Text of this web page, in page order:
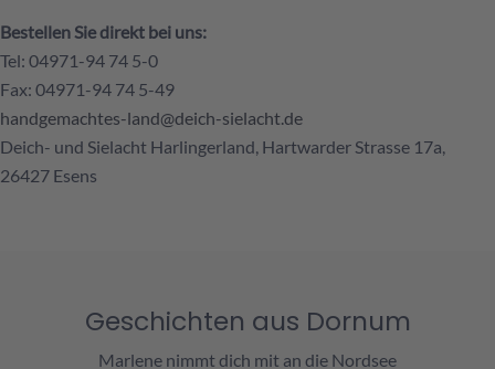
Bestellen Sie direkt bei uns:
Tel: 04971-94 74 5-0
Fax: 04971-94 74 5-49
handgemachtes-land@deich-sielacht.de
Deich- und Sielacht Harlingerland, Hartwarder Strasse 17a,
26427 Esens
Geschichten aus Dornum
Marlene nimmt dich mit an die Nordsee